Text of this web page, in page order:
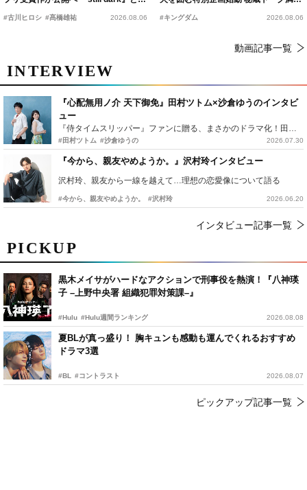
PICKUP
黒木メイサがハードなアクションで刑事役を熱演！『八神瑛
子 –上野中央署 組織犯罪対策課–』
#Hulu #Hulu週間ランキング 2026.08.08
夏BLが真っ盛り！ 胸キュンも感動も運んでくれるおすすめ
ドラマ3選
#BL #コントラスト 2026.08.07
ピックアップ記事一覧
時上映決定
#古川ヒロシ #髙橋雄祐 2026.08.06
の“キングダムキャンプ”開催
#キングダム 2026.08.06
動画記事一覧
INTERVIEW
『心配無用ノ介 天下御免』田村ツトム×沙倉ゆうのインタビ
ュー
『侍タイムスリッパー』ファンに贈る、まさかのドラマ化！田村ツトム×沙倉ゆうのが語る『心配無用ノ介』撮影秘話
#田村ツトム #沙倉ゆうの 2026.07.30
『今から、親友やめようか。』沢村玲インタビュー
沢村玲、親友から一線を越えて…理想の恋愛像について語る
#今から、親友やめようか。 #沢村玲 2026.06.20
インタビュー記事一覧